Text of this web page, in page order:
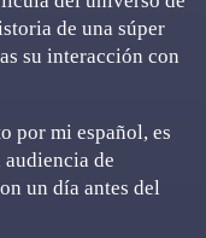
de una súper
su interacción con
por mi español, es
de
un día antes del